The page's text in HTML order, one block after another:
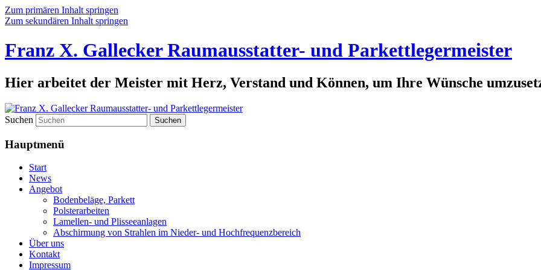
Zum primären Inhalt springen
Zum sekundären Inhalt springen
Franz X. Gallecker Raumausstatter- und Parkettlegermeister
Hier arbeitet der Meister mit Herz, Verstand und Können, um Ihre Wünsche
Suchen
Hauptmenü
Start
News
Angebot
Bodenbeläge, Parkett
Polsterarbeiten
Lamellen- und Plisseeanlagen
Abschirmung von Strahlen im Nieder- und Hochfrequenzbereich
Über uns
Kontakt
Impressum